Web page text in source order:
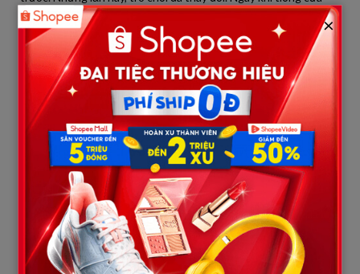
phòng đóng lại, tôi liền hé mắt, kiểm tra xem chiếc camera mini
giấu sau tấm ảnh cưới của vợ chồng tôi đã bắt đầu hoạt động
chưa.
Một tiếng sau, bà Hạnh quay lại. Bà nhẹ nhàng mở cửa, theo sau
bà là gã đàn ông lạ mặt lần trước, người mà sau này tôi mới biết
là người bà thuê để v/u kh/ố/ng tôi. Tôi nằm im, giữ cho hơi thở
thật đều, giả vờ như đang ngủ rất say. Bà ta tiến lại gần, khẽ lay
nhẹ vai tôi: “Ngủ rồi, thuốc có tác dụng thật.” Bà ta thì thầm với
gã đàn ông, rồi vội vàng đi ra khỏi phòng.
Gã đàn ông tiến lại giường, bắt đầu những hành động khi/êu kh/
í/ch. Tôi cố gắng kìm nén cơn giận và nỗi ghê tởm, nằm im để
chiếc camera ghi lại từng chi tiết. Gã đàn ông càng ngày càng
lấn tới, tôi biết giây phút quyết định đã đến. Ngay khi gã ta định
thực hiện hành vi đồ/i bạ/i nhất, tôi bất ngờ bật dậy, cầm chiếc
×